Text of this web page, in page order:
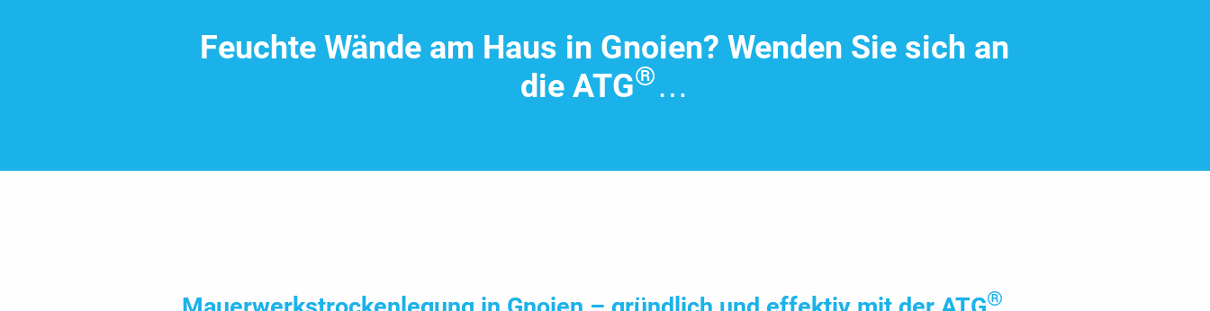
Feuchte Wände am Haus in Gnoien? Wenden Sie sich an
die ATG®…
®